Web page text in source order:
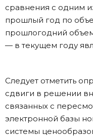
сравнения с одним
прошлый год по
прошлогодний
— в текущем году
Следует отметить
сдвиги в решении
связанных с
электронной базы
системы